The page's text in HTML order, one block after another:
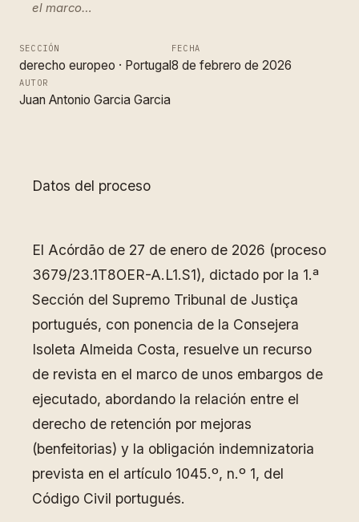
el marco…
SECCIÓN
derecho europeo · Portugal
FECHA
8 de febrero de 2026
AUTOR
Juan Antonio Garcia Garcia
Datos del proceso
El Acórdão de 27 de enero de 2026 (proceso
3679/23.1T8OER-A.L1.S1), dictado por la 1.ª
Sección del Supremo Tribunal de Justiça
portugués, con ponencia de la Consejera
Isoleta Almeida Costa, resuelve un recurso
de revista en el marco de unos embargos de
ejecutado, abordando la relación entre el
derecho de retención por mejoras
(benfeitorias) y la obligación indemnizatoria
prevista en el artículo 1045.º, n.º 1, del
Código Civil portugués.